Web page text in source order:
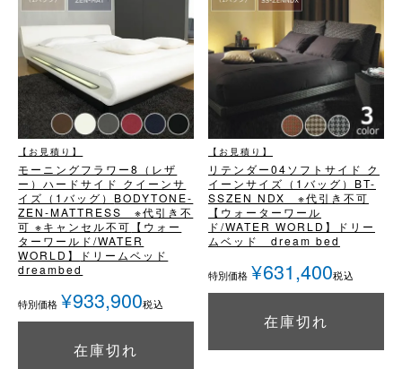
【お見積り】
モーニングフラワー8（レザ
ー）ハードサイド クイーンサ
イズ（1バッグ） BODYTONE-
ZEN-MATTRESS ※代引き不
可 ※キャンセル不可 【ウォー
ターワールド/WATER
WORLD】
ドリームベッド
dreambed
特別価格 ¥933,900税込
在庫切れ
詳細を見る
【お見積り】
リテンダー04ソフトサイド ク
イーンサイズ（1バッグ） BT-
SSZEN NDX ※代引き不可
【ウォーターワール
ド/WATER WORLD】
ドリー
ムベッド dream bed
特別価格 ¥631,400税込
在庫切れ
詳細を見る